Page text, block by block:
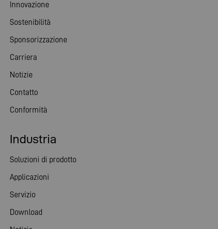
Innovazione
Sostenibilità
Sponsorizzazione
Carriera
Notizie
Contatto
Conformità
Industria
Soluzioni di prodotto
Applicazioni
Servizio
Download